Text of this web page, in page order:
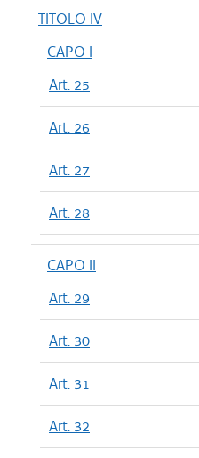
TITOLO IV
CAPO I
Art. 25
Art. 26
Art. 27
Art. 28
CAPO II
Art. 29
Art. 30
Art. 31
Art. 32